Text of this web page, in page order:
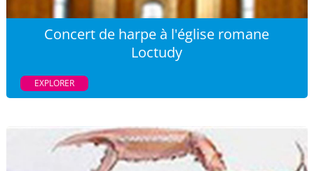
Concert de harpe à l'église romane
Loctudy
EXPLORER